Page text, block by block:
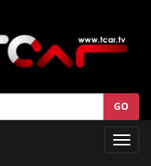
GO